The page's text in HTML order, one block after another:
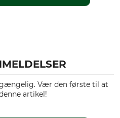
Vær den første til at
artikel!